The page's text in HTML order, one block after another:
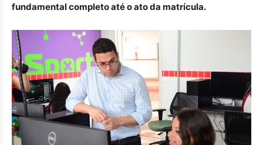
fundamental completo até o ato da matrícula.